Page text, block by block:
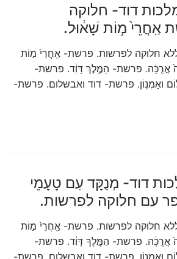
דוד- חלוקה
אַֽחֲרֵי֙ מ֣וֹת שָׁא֔וּל.
חלוקה לפרשות. פרשת- אַֽחֲרֵי֙ מ֣וֹת
אֲרֻכָּ֔ה. פרשת- הַמֶּ֣לֶךְ דָּוִ֔ד. פרשת-
ואַמְנ֥וֹן. פרשת- דוד ואבשלום. פרשת-
דוד- מְנֻקָּד עִם טָעָמֵי
עם חלוקה לפרשות.
חלוקה לפרשות. פרשת- אַֽחֲרֵי֙ מ֣וֹת
אֲרֻכָּ֔ה. פרשת- הַמֶּ֣לֶךְ דָּוִ֔ד. פרשת-
ואַמְנ֥וֹן. פרשת- דוד ואבשלום. פרשת-